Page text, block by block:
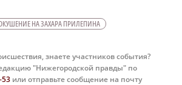
НА ЗАХАРА ПРИЛЕПИНА
знаете участников события?
"Нижегородской правды" по
53 или отправьте сообщение на почту